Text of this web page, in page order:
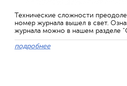
Технические сложности
номер журнала вышел в свет.
журнала можно в нашем разделе
подробнее